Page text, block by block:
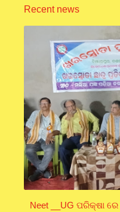
Recent news
Neet __UG ପରିକ୍ଷା